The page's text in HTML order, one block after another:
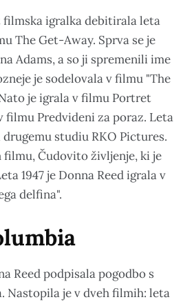
filmska igralka debitirala leta
The Get-Away. Sprva se je
Adams, a so ji spremenili ime
je sodelovala v filmu "The
je igrala v filmu Portret
filmu Predvideni za poraz. Leta
drugemu studiu RKO Pictures.
filmu, Čudovito življenje, ki je
1947 je Donna Reed igrala v
delfina".
Reed podpisala pogodbo s
Nastopila je v dveh filmih: leta